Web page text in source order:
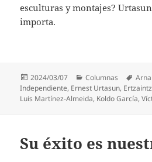
esculturas y montajes?
importa.
Publicado
el
2024/03/07 Categorías
Columnas
Independiente, Ernest Urtasun,
Luis Martínez-Almeida, Koldo García,
Su éxito es